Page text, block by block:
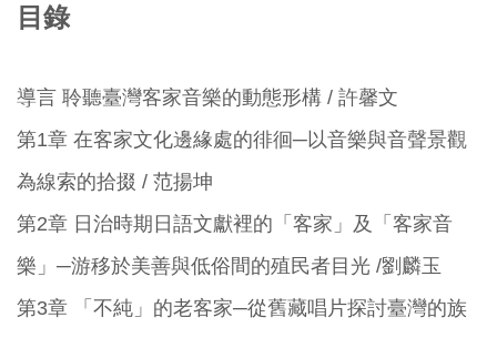
目錄
導言 聆聽臺灣客家音樂的動態形構 / 許馨文
第1章 在客家文化邊緣處的徘徊─以音樂與音聲景觀
為線索的拾掇 / 范揚坤
第2章 日治時期日語文獻裡的「客家」及「客家音
樂」─游移於美善與低俗間的殖民者目光 /劉麟玉
第3章 「不純」的老客家─從舊藏唱片探討臺灣的族